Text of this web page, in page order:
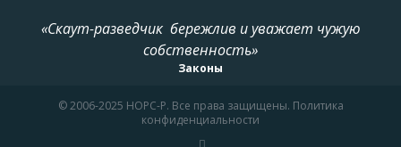
«Скаут-разведчик бережлив и уважает чужую
собственность»
Законы
© 2006-2025 НОРС-Р. Все права защищены. Политика
конфиденциальности